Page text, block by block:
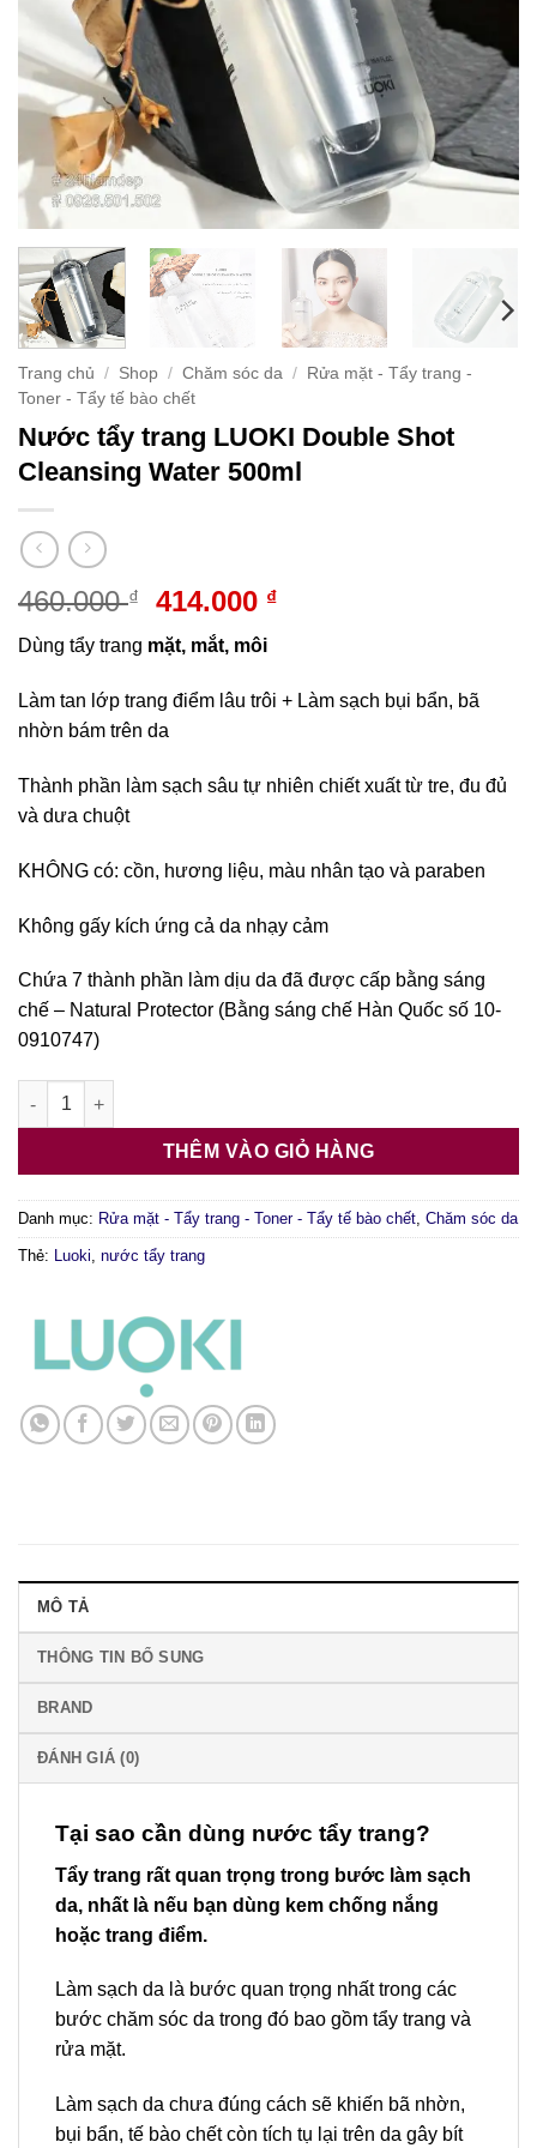
Trang chủ / Shop / Chăm sóc da /
Rửa mặt - Tẩy trang -
Toner - Tẩy tế bào chết
Nước tẩy trang LUOKI Double Shot
Cleansing Water 500ml
460.000₫
Giá
gốc
là:
460.000 ₫.
414.000 ₫Giá
là:
414.000 ₫.
Dùng tẩy trang mặt, mắt, môi
Làm tan lớp trang điểm lâu trôi + Làm sạch bụi bẩn, bã
nhờn bám trên da
Thành phần làm sạch sâu tự nhiên chiết xuất từ tre, đu đủ
và dưa chuột
KHÔNG có: cồn, hương liệu, màu nhân tạo và paraben
Không gấy kích ứng cả da nhạy cảm
Chứa 7 thành phần làm dịu da đã được cấp bằng sáng
chế – Natural Protector (Bằng sáng chế Hàn Quốc số 10-
0910747)
Nước tẩy trang LUOKI Double Shot Cleansing Water 500ml số
THÊM VÀO GIỎ HÀNG
Danh mục: Rửa mặt - Tẩy trang - Toner - Tẩy tế bào chết, Chăm sóc da
Thẻ: Luoki, nước tẩy trang
MÔ TẢ
THÔNG TIN BỔ SUNG
BRAND
ĐÁNH GIÁ (0)
Tại sao cần dùng nước tẩy trang?
Tẩy trang rất quan trọng trong bước làm sạch
da, nhất là nếu bạn dùng kem chống nắng
hoặc trang điểm.
Làm sạch da là bước quan trọng nhất trong các
bước chăm sóc da trong đó bao gồm tẩy trang và
rửa mặt.
Làm sạch da chưa đúng cách sẽ khiến bã nhờn,
bụi bẩn, tế bào chết còn tích tụ lại trên da gây bít